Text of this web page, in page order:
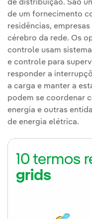
de distribuição. São
de um fornecimento
residências,
cérebro da rede. Os
controle usam
e controle para
responder a
a carga e manter a
podem se coordenar
energia e outras
de energia elétrica.
10 termos
grids